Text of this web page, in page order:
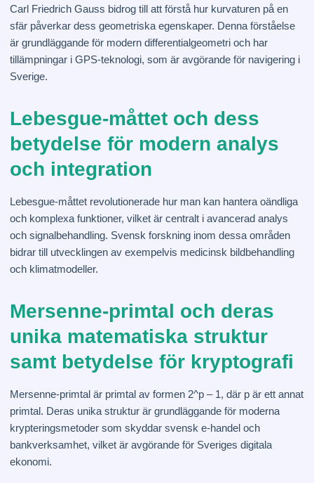
Carl Friedrich Gauss bidrog till att förstå hur kurvaturen på en
sfär påverkar dess geometriska egenskaper. Denna förståelse
är grundläggande för modern differentialgeometri och har
tillämpningar i GPS-teknologi, som är avgörande för navigering i
Sverige.
Lebesgue-måttet och dess
betydelse för modern analys
och integration
Lebesgue-måttet revolutionerade hur man kan hantera oändliga
och komplexa funktioner, vilket är centralt i avancerad analys
och signalbehandling. Svensk forskning inom dessa områden
bidrar till utvecklingen av exempelvis medicinsk bildbehandling
och klimatmodeller.
Mersenne-primtal och deras
unika matematiska struktur
samt betydelse för kryptografi
Mersenne-primtal är primtal av formen 2^p – 1, där p är ett annat
primtal. Deras unika struktur är grundläggande för moderna
krypteringsmetoder som skyddar svensk e-handel och
bankverksamhet, vilket är avgörande för Sveriges digitala
ekonomi.